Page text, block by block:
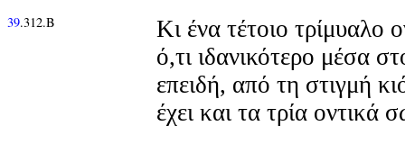
39.312.Β
Κι ένα τέτοιο τρίμυαλο
ό,τι ιδανικότερο μέσα
επειδή, από τη στιγμή
έχει και τα τρία οντικά